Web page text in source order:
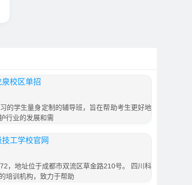
校区单招
的学生量身定制的辅导班，旨在帮助考生更好地
行业的发展和需
工学校官网
，地址位于成都市双流区草金路210号。 四川科
培训机构，致力于帮助